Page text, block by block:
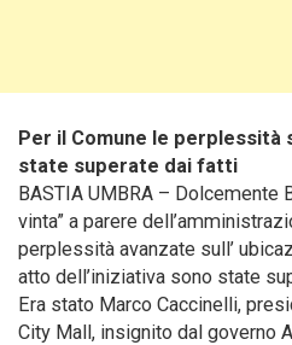
Per il Comune le perplessità
state superate dai fatti
BASTIA UMBRA – Dolcemente
vinta” a parere
perplessità avanzate sull’
atto dell’iniziativa sono state
Era stato Marco Caccinelli,
City Mall, insignito dal governo